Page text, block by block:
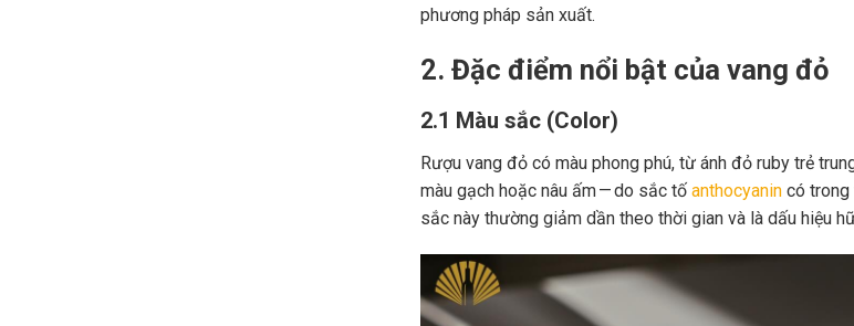
phương pháp sản xuất.
2. Đặc điểm nổi bật của vang đỏ
2.1 Màu sắc (Color)
Rượu vang đỏ có màu phong phú, từ ánh đỏ ruby trẻ
màu gạch hoặc nâu ấm — do sắc tố anthocyanincó trong
sắc này thường giảm dần theo thời gian và là dấu hiệu